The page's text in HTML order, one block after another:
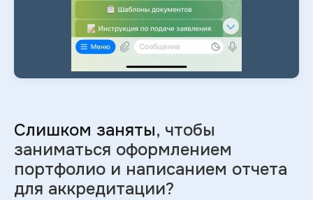
Слишком заняты, чтобы
заниматься оформлением
портфолио и написанием отчета
для аккредитации?